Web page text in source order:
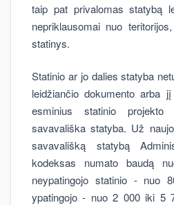
taip pat privalomas statybą
nepriklausomai nuo
statinys.
Statinio ar jo dalies statyba
leidžiančio dokumento arba
esminius statinio projekto
savavališka statyba. Už
savavališką statybą
kodeksas numato baudą
neypatingojo statinio - nuo
ypatingojo - nuo 2 000 iki 5